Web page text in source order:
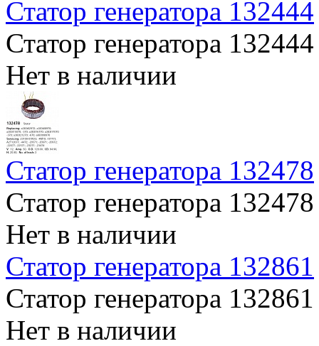
Статор генератора 132444
Статор генератора 132444
Нет в наличии
Статор генератора 132478
Статор генератора 132478
Нет в наличии
Статор генератора 132861
Статор генератора 132861
Нет в наличии